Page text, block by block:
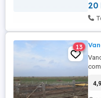
20
13